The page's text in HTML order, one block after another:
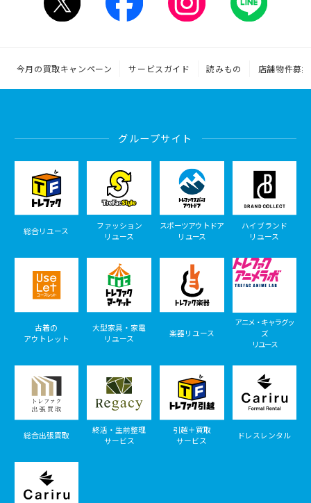
今月の買取キャンペーン サービスガイド 読みもの 店舗物件募集
グループサイト
総合リユース
ファッション
リユース
スポーツアウトドア
リユース
ハイブランド
リユース
古着の
アウトレット
大型家具・家電
リユース
楽器リユース
アニメ・キャラグッ
ズ
リユース
総合出張買取
終活・生前整理
サービス
引越＋買取
サービス
ドレスレンタル